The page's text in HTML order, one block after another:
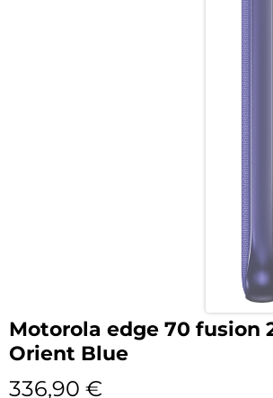
Motorola edge 70 fusion
Orient Blue
336,90 €